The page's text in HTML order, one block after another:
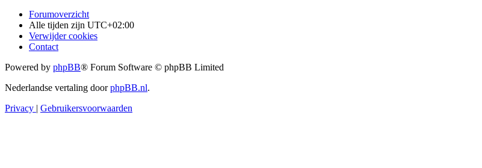
Forumoverzicht
Alle tijden zijn UTC+02:00
Verwijder cookies
Contact
Powered by phpBB® Forum Software © phpBB Limited
Nederlandse vertaling doorphpBB.nl.
Privacy | Gebruikersvoorwaarden